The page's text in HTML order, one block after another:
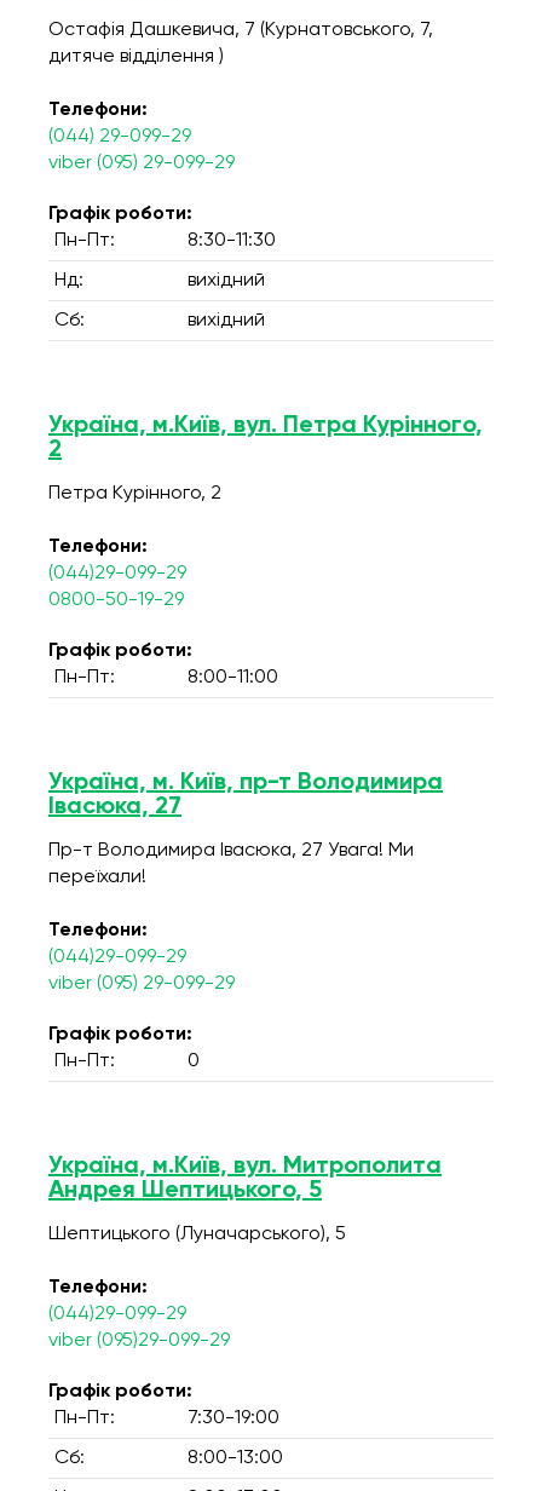
Остафія Дашкевича, 7 (Курнатовського, 7,
дитяче відділення )
Телефони:
(044) 29-099-29
viber (095) 29-099-29
Графік роботи:
Пн-Пт:
8:30-11:30
Нд: вихідний
Сб: вихідний
Україна, м.Київ, вул. Петра Курінного,
2
Петра Курінного, 2
Телефони:
(044)29-099-29
0800-50-19-29
Графік роботи:
Пн-Пт:
8:00-11:00
Україна, м. Київ, пр-т Володимира
Івасюка, 27
Пр-т Володимира Івасюка, 27 Увага! Ми
переїхали!
Телефони:
(044)29-099-29
viber (095) 29-099-29
Графік роботи:
Пн-Пт:
0
Україна, м.Київ, вул. Митрополита
Андрея Шептицького, 5
Шептицького (Луначарського), 5
Телефони:
(044)29-099-29
viber (095)29-099-29
Графік роботи:
Пн-Пт:
7:30-19:00
Сб: 8:00-13:00